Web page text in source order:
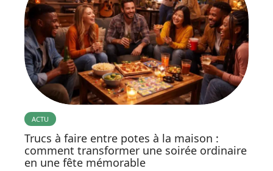
ACTU
Trucs à faire entre potes à la maison :
comment transformer une soirée ordinaire
en une fête mémorable